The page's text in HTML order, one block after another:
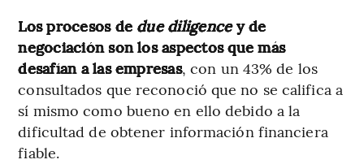
Los procesos de due diligencey de
negociación son los aspectos que más
desafían a las empresas, con un 43% de los
consultados que reconoció que no se califica a
sí mismo como bueno en ello debido a la
dificultad de obtener información financiera
fiable.